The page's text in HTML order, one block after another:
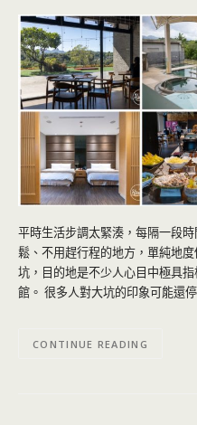
平時生活步調太緊湊，每隔一段
鬆、不用趕行程的地方，單純地
坑，目的地是不少人心目中極具
館。 很多人對大坑的印象可能還
CONTINUE READING